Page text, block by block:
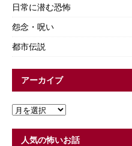
日常に潜む恐怖
怨念・呪い
都市伝説
アーカイブ
人気の怖いお話